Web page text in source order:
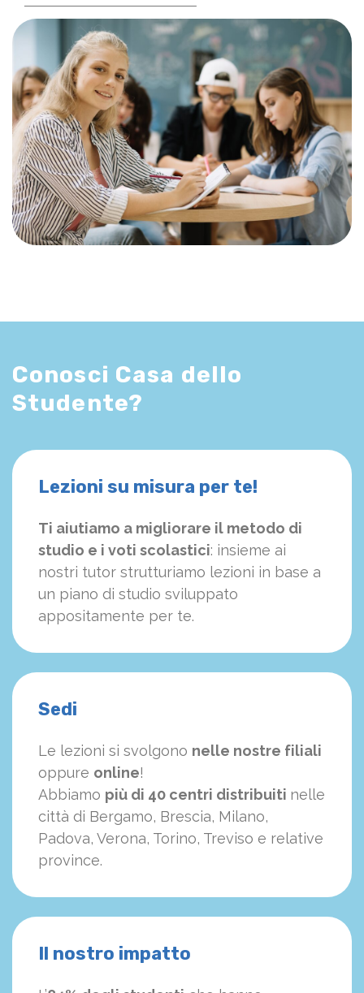
Conosci Casa dello
Studente?
Lezioni su misura per te!
Ti aiutiamo a migliorare il metodo di
studio e i voti scolastici: insieme ai
nostri tutor strutturiamo lezioni in base a
un piano di studio sviluppato
appositamente per te.
Sedi
Le lezioni si svolgono nelle nostre filiali
oppure online!
Abbiamo più di 40 centri distribuiti nelle
città di Bergamo, Brescia, Milano,
Padova, Verona, Torino, Treviso e relative
province.
Il nostro impatto